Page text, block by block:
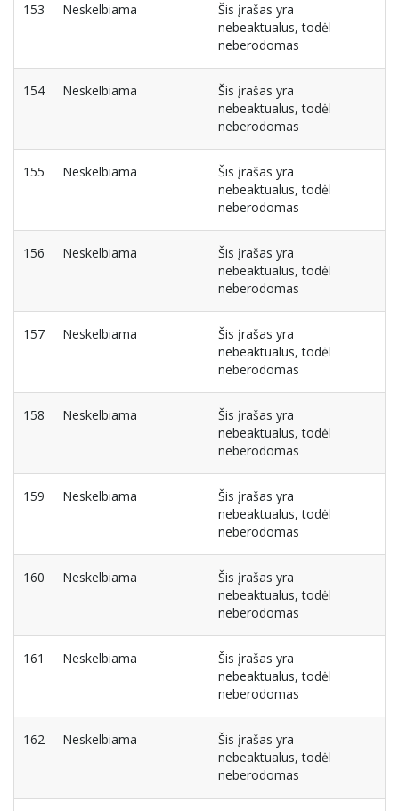
153 Neskelbiama
Šis įrašas yra
nebeaktualus, todėl
neberodomas
154 Neskelbiama
Šis įrašas yra
nebeaktualus, todėl
neberodomas
155 Neskelbiama
Šis įrašas yra
nebeaktualus, todėl
neberodomas
156 Neskelbiama
Šis įrašas yra
nebeaktualus, todėl
neberodomas
157 Neskelbiama
Šis įrašas yra
nebeaktualus, todėl
neberodomas
158 Neskelbiama
Šis įrašas yra
nebeaktualus, todėl
neberodomas
159 Neskelbiama
Šis įrašas yra
nebeaktualus, todėl
neberodomas
160 Neskelbiama
Šis įrašas yra
nebeaktualus, todėl
neberodomas
161 Neskelbiama
Šis įrašas yra
nebeaktualus, todėl
neberodomas
162 Neskelbiama
Šis įrašas yra
nebeaktualus, todėl
neberodomas